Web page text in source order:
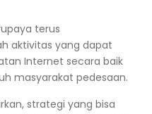
terus
aktivitas yang dapat
Internet secara baik
masyarakat pedesaan.
strategi yang bisa